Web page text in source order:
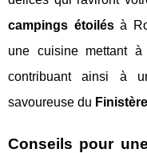
campings étoilésà
une cuisine mettant
contribuant ainsi à
savoureuse du Finistère
Conseils pour